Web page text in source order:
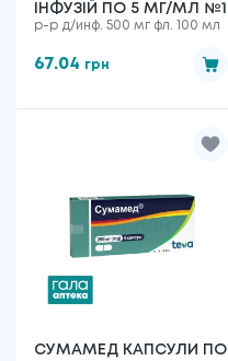
ІНФУЗІЙ ПО 5 МГ/МЛ №1
р-р д/инф. 500 мг фл. 100 мл
67.04 грн
СУМАМЕД КАПСУЛИ ПО